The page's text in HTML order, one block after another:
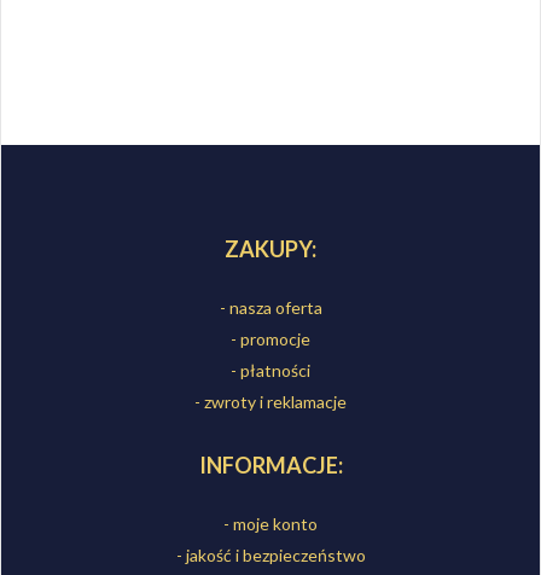
ZAKUPY:
- nasza oferta
- promocje
- płatności
- zwroty i reklamacje
INFORMACJE:
- moje konto
- jakość i bezpieczeństwo